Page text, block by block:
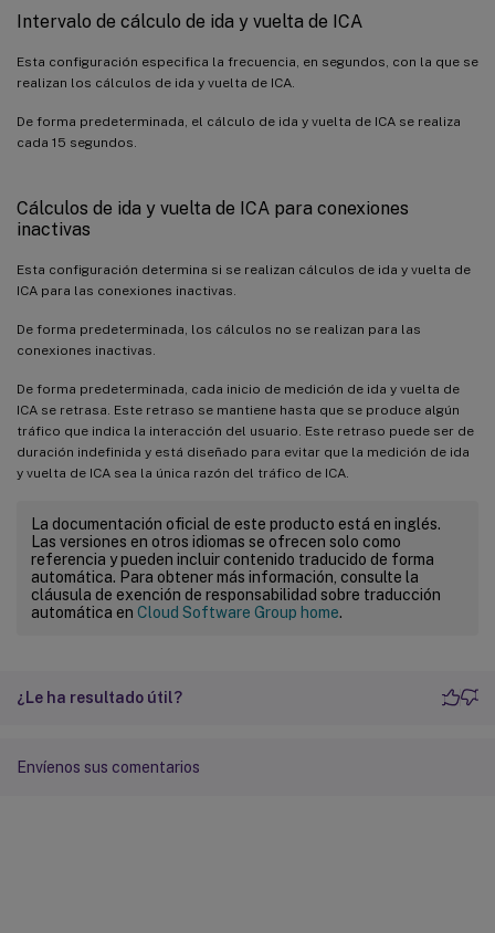
Intervalo de cálculo de ida y vuelta de ICA
Esta configuración especifica la frecuencia, en segundos, con la que se
realizan los cálculos de ida y vuelta de ICA.
De forma predeterminada, el cálculo de ida y vuelta de ICA se realiza
cada 15 segundos.
Cálculos de ida y vuelta de ICA para conexiones
inactivas
Esta configuración determina si se realizan cálculos de ida y vuelta de
ICA para las conexiones inactivas.
De forma predeterminada, los cálculos no se realizan para las
conexiones inactivas.
De forma predeterminada, cada inicio de medición de ida y vuelta de
ICA se retrasa. Este retraso se mantiene hasta que se produce algún
tráfico que indica la interacción del usuario. Este retraso puede ser de
duración indefinida y está diseñado para evitar que la medición de ida
y vuelta de ICA sea la única razón del tráfico de ICA.
La documentación oficial de este producto está en inglés.
Las versiones en otros idiomas se ofrecen solo como
referencia y pueden incluir contenido traducido de forma
automática. Para obtener más información, consulte la
cláusula de exención de responsabilidad sobre traducción
automática en Cloud Software Group home.
¿Le ha resultado útil?
Envíenos sus comentarios